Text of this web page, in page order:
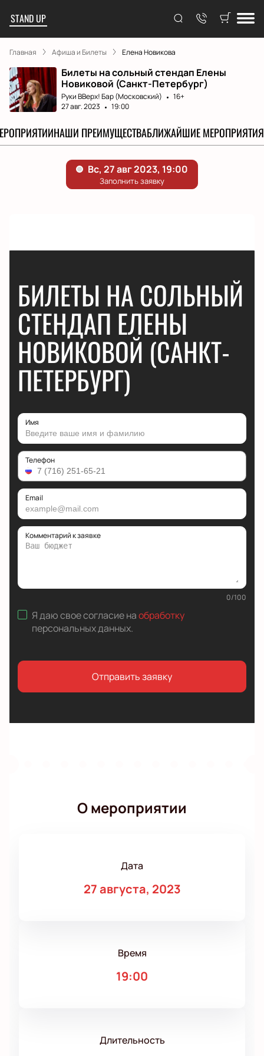
STAND UP
Главная Афиша и Билеты Елена Новикова
Билеты на сольный стендап Елены
Новиковой (Санкт-Петербург)
Руки ВВерх! Бар (Московский)
16+
27 авг. 2023
19:00
НАШИ ПРЕИМУЩЕСТВАБЛИЖАЙШИЕ МЕРОПРИЯТИЯ
БИЛЕТЫ НА СОЛЬНЫЙ
СТЕНДАП ЕЛЕНЫ
НОВИКОВОЙ (САНКТ-
ПЕТЕРБУРГ)
Имя
Телефон
Email
Комментарий к заявке
0/100
Я даю свое согласие наобработку
персональных данных.
Отправить заявку
О мероприятии
Дата
27 августа, 2023
Время
19:00
Длительность